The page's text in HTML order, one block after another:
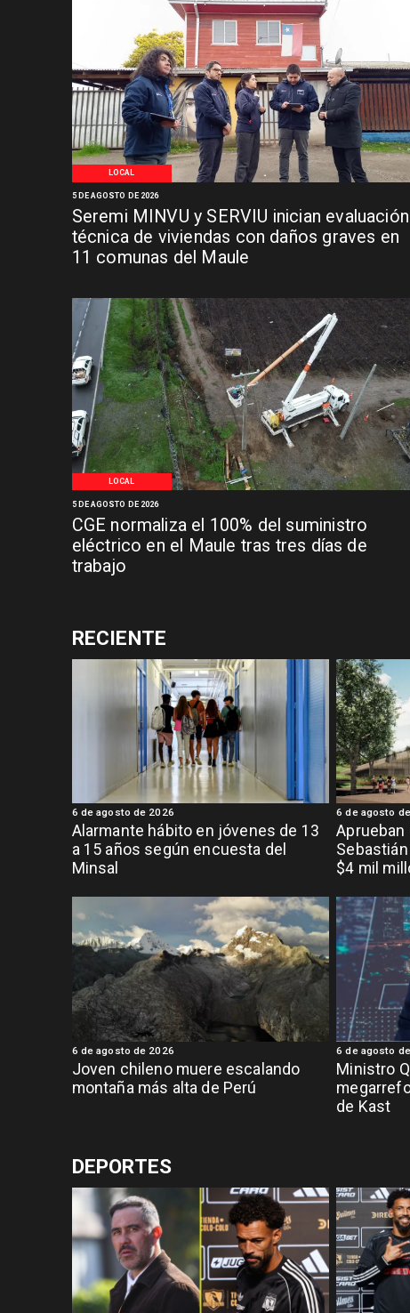
LOCAL
Seremi MINVU y SERVIU inician evaluación
técnica de viviendas con daños graves en
11 comunas del Maule
5 DE AGOSTO DE 2026
LOCAL
CGE normaliza el 100% del suministro
eléctrico en el Maule tras tres días de
trabajo
5 DE AGOSTO DE 2026
RECIENTE
Alarmante hábito en jóvenes de 13
a 15 años según encuesta del
Minsal
6 de agosto de 2026
Aprueban
$4 mil
6 de agosto
Joven chileno muere escalando
montaña más alta de Perú
6 de agosto de 2026
Ministro
de Kast
6 de agosto
DEPORTES